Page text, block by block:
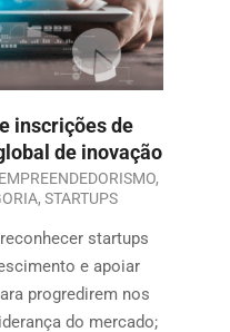
inscrições de
de inovação
EMPREENDEDORISMO,
, STARTUPS
startups
e apoiar
progredirem nos
do mercado;